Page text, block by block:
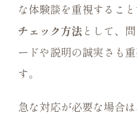
な体験談を重視すること
チェック方法 として、
ードや説明の誠実さも
す。
急な対応が必要な場合は